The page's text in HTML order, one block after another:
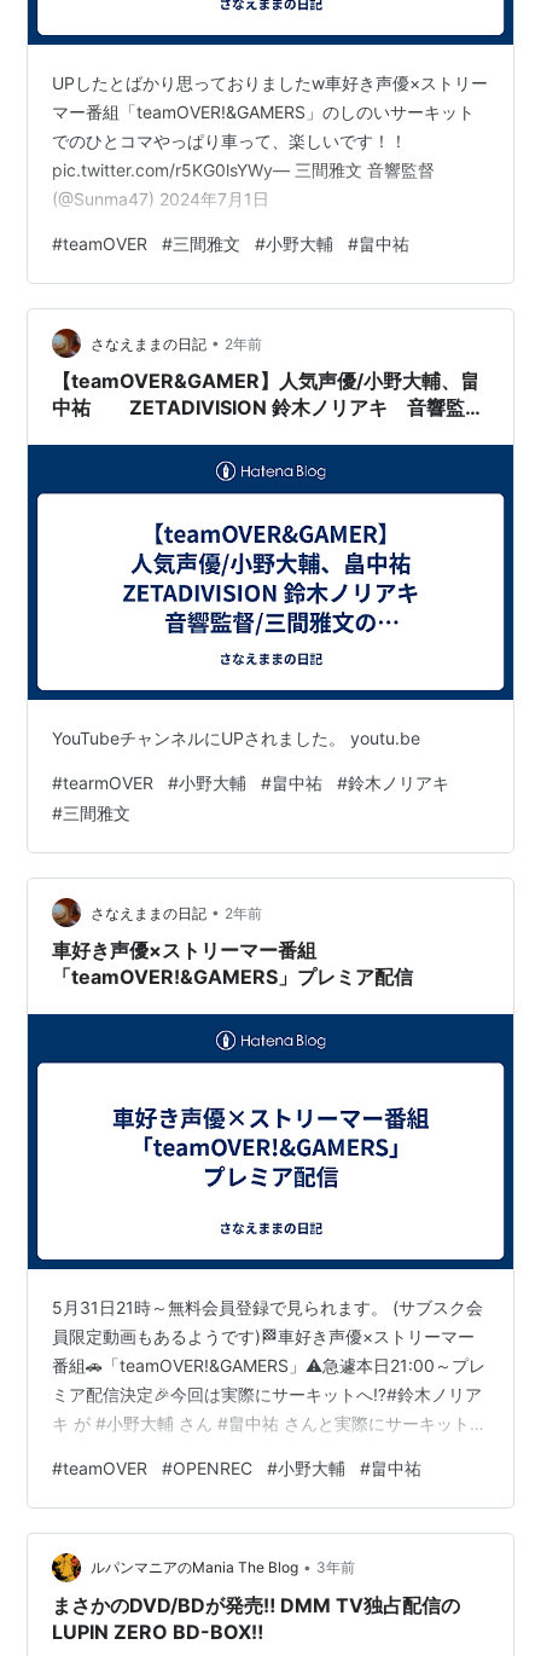
UPしたとばかり思っておりましたw車好き声優×ストリー
マー番組「teamOVER!&GAMERS」のしのいサーキット
でのひとコマやっぱり車って、楽しいです！！
pic.twitter.com/r5KG0lsYWy— 三間雅文 音響監督
(@Sunma47) 2024年7月1日
#teamOVER #三間雅文 #小野大輔 #畠中祐
さなえままの日記 • 2年前
【teamOVER&GAMER】人気声優/小野大輔、畠
中祐 ZETADIVISION 鈴木ノリアキ 音響監
YouTubeチャンネルにUPされました。 youtu.be
#tearmOVER #小野大輔 #畠中祐 #鈴木ノリアキ
#三間雅文
さなえままの日記 • 2年前
車好き声優×ストリーマー番組
「teamOVER!&GAMERS」プレミア配信
5月31日21時～無料会員登録で見られます。 (サブスク会
員限定動画もあるようです)🏁車好き声優×ストリーマー
番組🚗「teamOVER!&GAMERS」⚠️急遽本日21:00～プレ
ミア配信決定🎉今回は実際にサーキットへ⁉️#鈴木ノリア
キ が #小野大輔 さん #畠中祐 さんと実際にサーキット走
▼https://t.co/yDahuoIoSz#teamOVER #OPENREC
pic.twitter.com/NyVrcrL8Lp— teamOVER!&GAMERS
(@teamOVER_GAMERS) 2024年5月31日 小野さんは、
今回もオチでしたね～😊 サブス…
#teamOVER #OPENREC #小野大輔 #畠中祐
ルパンマニアのMania The Blog • 3年前
まさかのDVD/BDが発売‼ DMM TV独占配信の
LUPIN ZERO BD-BOX‼